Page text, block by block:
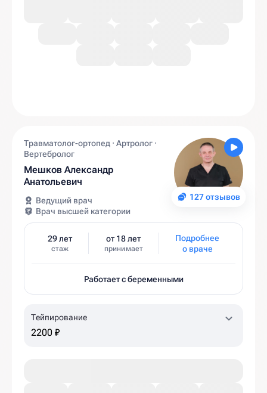
127 отзывов
Травматолог-ортопед · Артролог ·
Вертебролог
Мешков Александр
Анатольевич
Ведущий врач
Врач высшей категории
29 лет
стаж
от 18 лет
принимает
Подробнее
о враче
Работает с беременными
Тейпирование
2200 ₽